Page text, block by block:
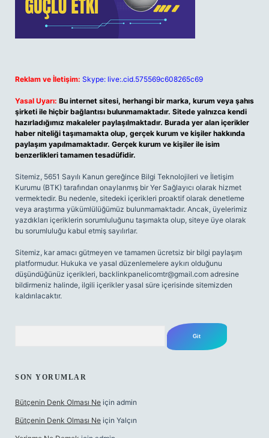
Reklam ve İletişim: Skype: live:.cid.575569c608265c69
Yasal Uyarı: Bu internet sitesi, herhangi bir marka, kurum veya şahıs
şirketi ile hiçbir bağlantısı bulunmamaktadır. Sitede yalnızca kendi
hazırladığımız makaleler paylaşılmaktadır. Burada yer alan içerikler
haber niteliği taşımamakta olup, gerçek kurum ve kişiler hakkında
paylaşım yapılmamaktadır. Gerçek kurum ve kişiler ile isim
benzerlikleri tamamen tesadüfidir.
Sitemiz, 5651 Sayılı Kanun gereğince Bilgi Teknolojileri ve İletişim
Kurumu (BTK) tarafından onaylanmış bir Yer Sağlayıcı olarak hizmet
vermektedir. Bu nedenle, sitedeki içerikleri proaktif olarak denetleme
veya araştırma yükümlülüğümüz bulunmamaktadır. Ancak, üyelerimiz
yazdıkları içeriklerin sorumluluğunu taşımakta olup, siteye üye olarak
bu sorumluluğu kabul etmiş sayılırlar.
Sitemiz, kar amacı gütmeyen ve tamamen ücretsiz bir bilgi paylaşım
platformudur. Hukuka ve yasal düzenlemelere aykırı olduğunu
düşündüğünüz içerikleri, backlinkpanelicomtr@gmail.com adresine
bildirmeniz halinde, ilgili içerikler yasal süre içerisinde sitemizden
kaldırılacaktır.
SON YORUMLAR
Bütçenin Denk Olması Ne için admin
Bütçenin Denk Olması Ne için Yalçın